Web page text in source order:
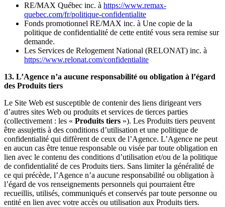
RE/MAX Québec inc. à https://www.remax-
quebec.com/fr/politique-confidentialite
Fonds promotionnel RE/MAX inc. à Une copie de la
politique de confidentialité de cette entité vous sera remise sur
demande.
Les Services de Relogement National (RELONAT) inc. à
https://www.relonat.com/confidentialite
13. L’Agence n’a aucune responsabilité ou obligation à l’égard
des Produits tiers
Le Site Web est susceptible de contenir des liens dirigeant vers
d’autres sites Web ou produits et services de tierces parties
(collectivement : les « Produits tiers »). Les Produits tiers peuvent
être assujettis à des conditions d’utilisation et une politique de
confidentialité qui diffèrent de ceux de l’Agence. L’Agence ne peut
en aucun cas être tenue responsable ou visée par toute obligation en
lien avec le contenu des conditions d’utilisation et/ou de la politique
de confidentialité de ces Produits tiers. Sans limiter la généralité de
ce qui précède, l’Agence n’a aucune responsabilité ou obligation à
l’égard de vos renseignements personnels qui pourraient être
recueillis, utilisés, communiqués et conservés par toute personne ou
entité en lien avec votre accès ou utilisation aux Produits tiers.